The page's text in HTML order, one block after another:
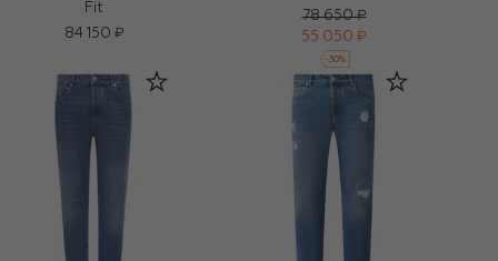
Fit
84 150 ₽
78 650 ₽
55 050 ₽
-30%